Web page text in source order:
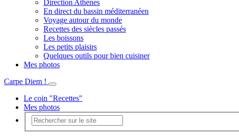
Direction Athènes
En direct du bassin méditerranéen
Voyage autour du monde
Recettes des siècles passés
Les boissons
Les petits plaisirs
Quelques outils pour bien cuisiner
Mes photos
Carpe Diem !
Le coin "Recettes"
Mes photos